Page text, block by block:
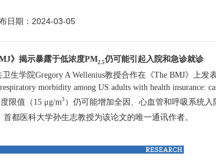
日期：2024-03-05
》 揭示暴露于低浓度PM2.5仍可能引起入院和急诊就诊
生学院Gregory A Wellenius教授合作在《The BMJ》上发
morbidity among US adults with health insurance:
限值（15 μg/m3 ）仍可能增加全因、心血管和呼吸系统
首都医科大学孙生志教授为该论文的唯一通讯作者。